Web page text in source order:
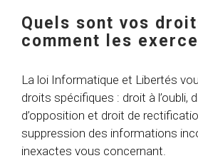
Quels sont vos
comment les
La loi Informatique et Libertés
droits spécifiques : droit à l’oubli,
d’opposition et droit de
suppression des informations
inexactes vous concernant.